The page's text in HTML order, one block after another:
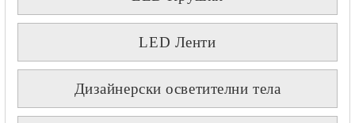
LED Ленти
Дизайнерски осветителни тела